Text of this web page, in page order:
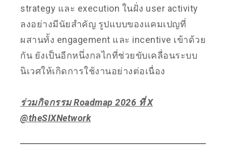
strategy และ execution ในฝั่ง user activity
ลงอย่างมีนัยสำคัญ รูปแบบของแคมเปญที่
ผสานทั้ง engagement และ incentive เข้าด้วย
กัน ยังเป็นอีกหนึ่งกลไกที่ช่วยขับเคลื่อนระบบ
นิเวศให้เกิดการใช้งานอย่างต่อเนื่อง
ร่วมกิจกรรม Roadmap 2026 ที่ X
@theSIXNetwork